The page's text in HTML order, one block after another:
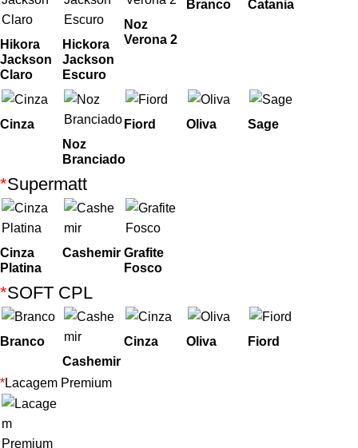
Hikora
Jackson
Claro
Hickora
Jackson
Escuro
Noz
Verona 2
Branco Catania
Cinza
Noz
Branciado
Fiord Oliva Sage
*Supermatt
Cinza
Platina
Cashemir Grafite
Fosco
*SOFT CPL
Branco
Cashemir
Cinza Oliva Fiord
*Lacagem Premium